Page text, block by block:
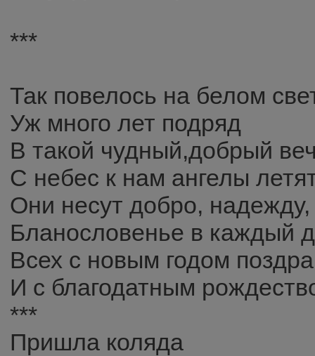
***
Так повелось на белом
Уж много лет подряд
В такой чудный,добрый
С небес к нам ангелы
Они несут добро, надежду,
Бланословенье в каждый
Всех с новым годом
И с благодатным
***
Пришла коляда